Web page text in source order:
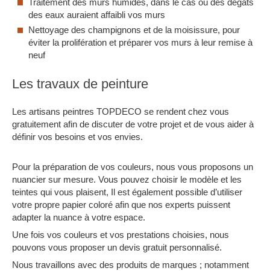
des eaux auraient affaibli vos murs
Nettoyage des champignons et de la moisissure, pour
éviter la prolifération et préparer vos murs à leur remise à
neuf
Les travaux de peinture
Les artisans peintres TOPDECO se rendent chez vous
gratuitement afin de discuter de votre projet et de vous aider à
définir vos besoins et vos envies.
Pour la préparation de vos couleurs, nous vous proposons un
nuancier sur mesure. Vous pouvez choisir le modèle et les
teintes qui vous plaisent, Il est également possible d’utiliser
votre propre papier coloré afin que nos experts puissent
adapter la nuance à votre espace.
Une fois vos couleurs et vos prestations choisies, nous
pouvons vous proposer un devis gratuit personnalisé.
Nous travaillons avec des produits de marques ; notamment